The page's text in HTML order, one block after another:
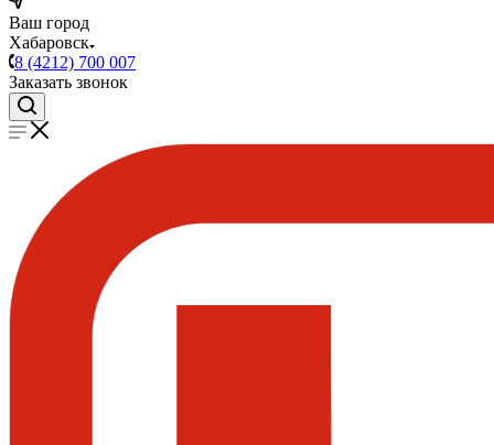
Ваш город
Хабаровск
8 (4212) 700 007
Заказать звонок